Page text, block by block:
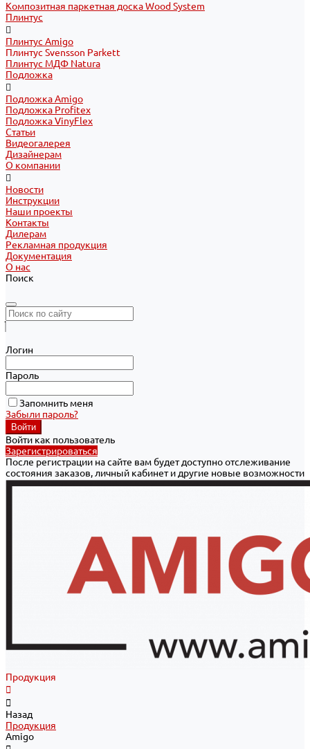
Композитная паркетная доска Wood System
Плинтус
Плинтус Amigo
Плинтус Svensson Parkett
Плинтус МДФ Natura
Подложка
Подложка Amigo
Подложка Profitex
Подложка VinyFlex
Статьи
Видеогалерея
Дизайнерам
О компании
Новости
Инструкции
Наши проекты
Контакты
Дилерам
Рекламная продукция
Документация
О нас
Поиск
Логин
Пароль
Запомнить меня
Забыли пароль?
Войти как пользователь
Зарегистрироваться
После регистрации на сайте вам будет доступно отслеживание
состояния заказов, личный кабинет и другие новые возможности
Продукция
Назад
Продукция
Amigo